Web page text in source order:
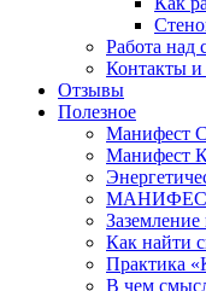
Работа над
Контакты
Отзывы
Полезное
Манифест
Манифест
Как найти
Практика
В чем